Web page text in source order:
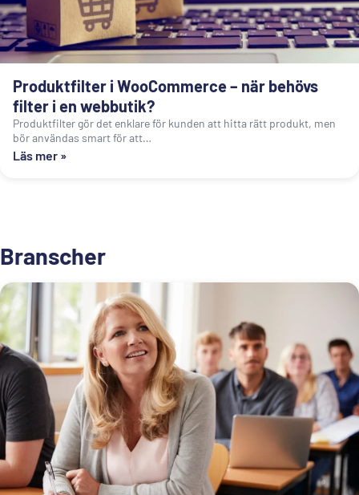
Produktfilter i WooCommerce – när behövs
filter i en webbutik?
Produktfilter gör det enklare för kunden att hitta rätt produkt, men
bör användas smart för att…
Läs mer »
Branscher